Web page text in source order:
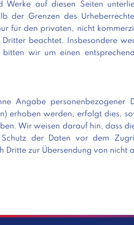
auf diesen Seiten
der Grenzen des
für den privaten, nicht
beachtet. Insbesondere
wir um einen
Angabe personenbezogener
erhoben werden, erfolgt dies,
Wir weisen darauf hin, dass
Schutz der Daten vor dem
Dritte zur Übersendung von nicht